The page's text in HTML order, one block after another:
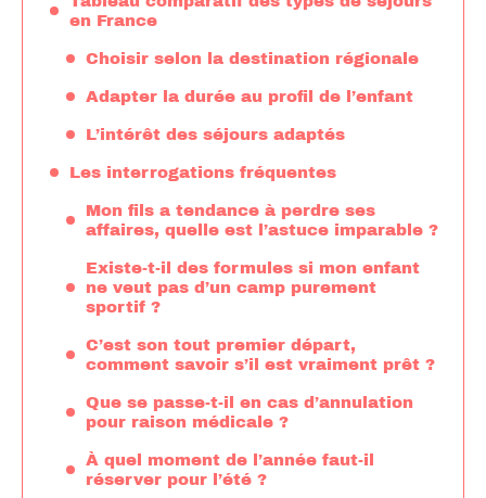
en France
Choisir selon la destination régionale
Adapter la durée au profil de l’enfant
L’intérêt des séjours adaptés
Les interrogations fréquentes
Mon fils a tendance à perdre ses
affaires, quelle est l’astuce imparable ?
Existe-t-il des formules si mon enfant
ne veut pas d’un camp purement
sportif ?
C’est son tout premier départ,
comment savoir s’il est vraiment prêt ?
Que se passe-t-il en cas d’annulation
pour raison médicale ?
À quel moment de l’année faut-il
réserver pour l’été ?